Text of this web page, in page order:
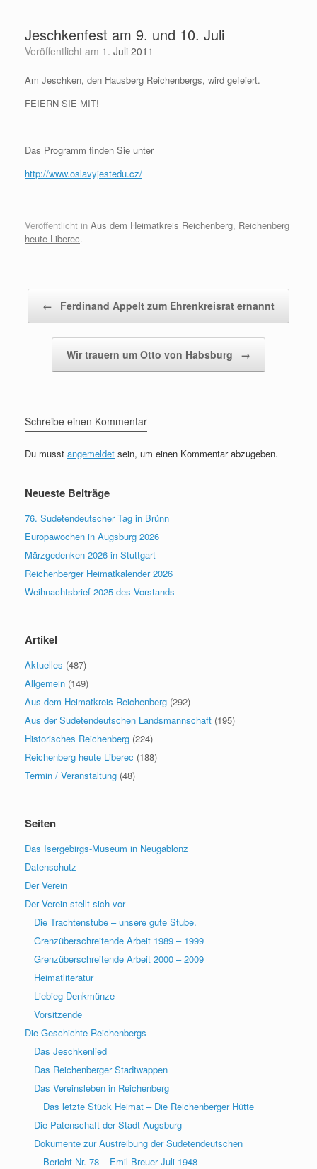
springenJeschkenfest am 9. und 10. Juli
Veröffentlicht am 1. Juli 2011
Am Jeschken, den Hausberg Reichenbergs, wird gefeiert.
FEIERN SIE MIT!
Das Programm finden Sie unter
http://www.oslavyjestedu.cz/
Veröffentlicht in Aus dem Heimatkreis Reichenberg, Reichenberg
heute Liberec.
← Ferdinand Appelt zum Ehrenkreisrat ernannt
Wir trauern um Otto von Habsburg →
Schreibe einen Kommentar
Du musst angemeldet sein, um einen Kommentar abzugeben.
Neueste Beiträge
76. Sudetendeutscher Tag in Brünn
Europawochen in Augsburg 2026
Märzgedenken 2026 in Stuttgart
Reichenberger Heimatkalender 2026
Weihnachtsbrief 2025 des Vorstands
Artikel
Aktuelles (487)
Allgemein (149)
Aus dem Heimatkreis Reichenberg (292)
Aus der Sudetendeutschen Landsmannschaft (195)
Historisches Reichenberg (224)
Reichenberg heute Liberec (188)
Termin / Veranstaltung (48)
Seiten
Das Isergebirgs-Museum in Neugablonz
Datenschutz
Der Verein
Der Verein stellt sich vor
Die Trachtenstube – unsere gute Stube.
Grenzüberschreitende Arbeit 1989 – 1999
Grenzüberschreitende Arbeit 2000 – 2009
Heimatliteratur
Liebieg Denkmünze
Vorsitzende
Die Geschichte Reichenbergs
Das Jeschkenlied
Das Reichenberger Stadtwappen
Das Vereinsleben in Reichenberg
Das letzte Stück Heimat – Die Reichenberger Hütte
Die Patenschaft der Stadt Augsburg
Dokumente zur Austreibung der Sudetendeutschen
Bericht Nr. 78 – Emil Breuer Juli 1948